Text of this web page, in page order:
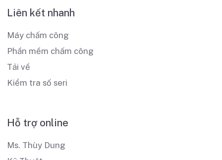
Liên kết nhanh
Máy chấm công
Phần mềm chấm công
Tải về
Kiểm tra số seri
Hỗ trợ online
Ms. Thùy Dung